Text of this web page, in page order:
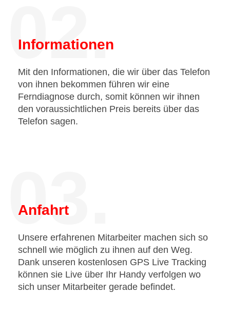
02.
Informationen
Mit den Informationen, die wir über das Telefon
von ihnen bekommen führen wir eine
Ferndiagnose durch, somit können wir ihnen
den voraussichtlichen Preis bereits über das
Telefon sagen.
03.
Anfahrt
Unsere erfahrenen Mitarbeiter machen sich so
schnell wie möglich zu ihnen auf den Weg.
Dank unseren kostenlosen GPS Live Tracking
können sie Live über Ihr Handy verfolgen wo
sich unser Mitarbeiter gerade befindet.